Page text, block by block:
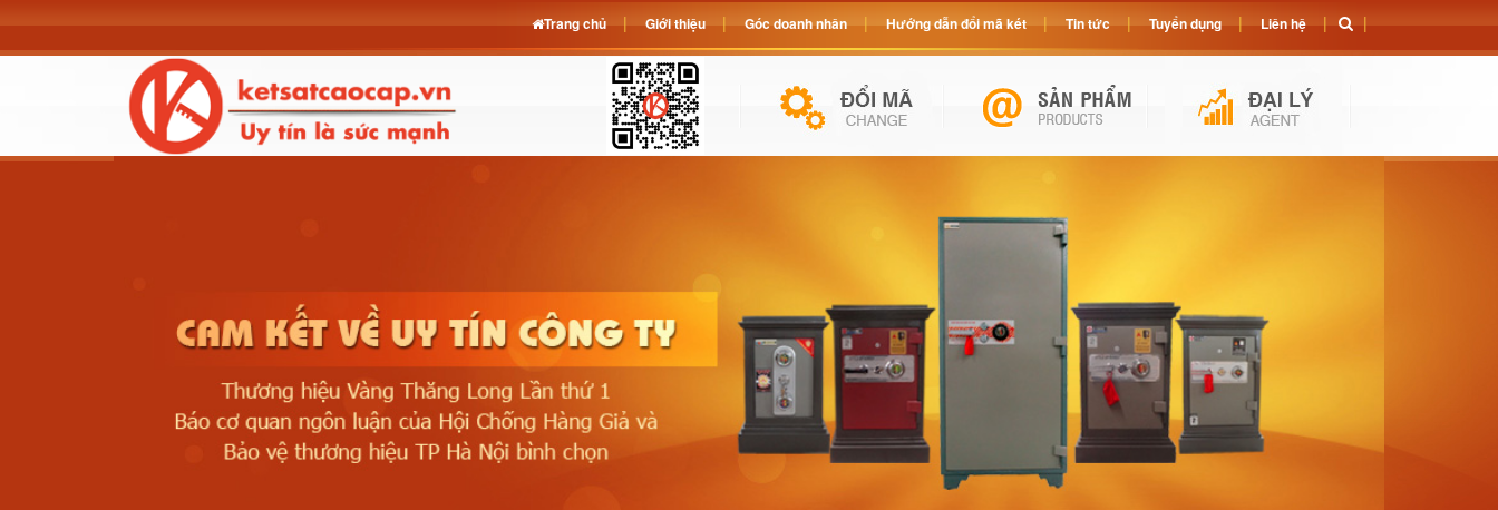
Trang chủ Giới thiệu Góc doanh nhân Hướng dẫn đổi mã két Tin tức Tuyển dụng Liên hệ